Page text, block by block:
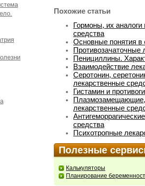
Похожие статьи
Гормоны, их
средства
Основные понятия в
Противозачаточные
Пенициллины.
Взаимодействие
Серотонин,
лекарственные
Гистамин и
Плазмозамещающие,
лекарственные
средства
Психотропные
Полезные
Калькуляторы
Планирование